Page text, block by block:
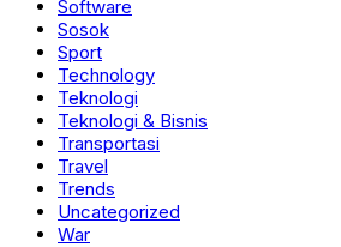
Software
Sosok
Sport
Technology
Teknologi
Teknologi & Bisnis
Transportasi
Travel
Trends
Uncategorized
War